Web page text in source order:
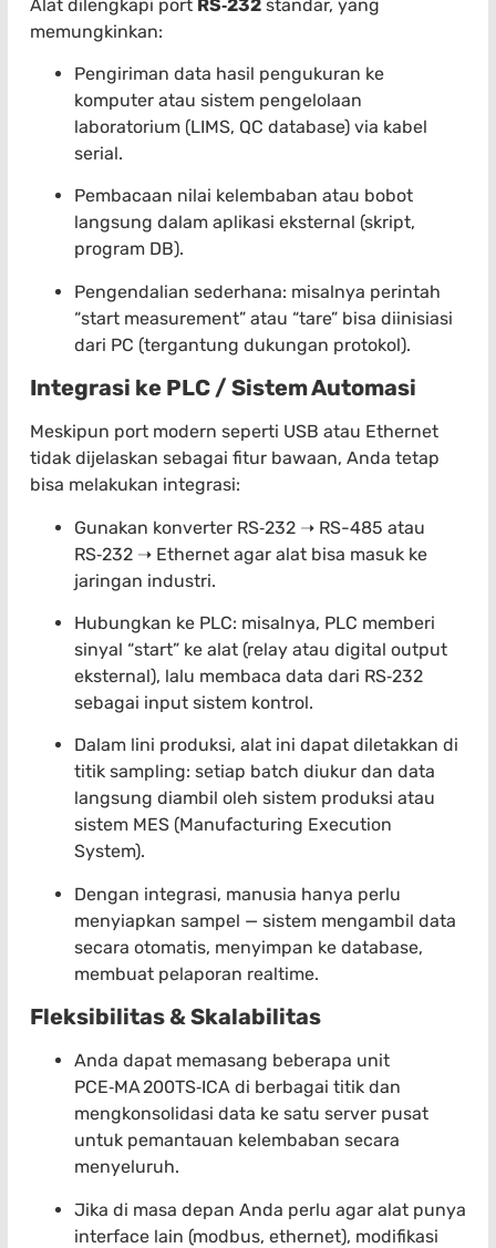
Alat dilengkapi port RS‑232 standar, yang
memungkinkan:
Pengiriman data hasil pengukuran ke
komputer atau sistem pengelolaan
laboratorium (LIMS, QC database) via kabel
serial.
Pembacaan nilai kelembaban atau bobot
langsung dalam aplikasi eksternal (skript,
program DB).
Pengendalian sederhana: misalnya perintah
“start measurement” atau “tare” bisa diinisiasi
dari PC (tergantung dukungan protokol).
Integrasi ke PLC / Sistem Automasi
Meskipun port modern seperti USB atau Ethernet
tidak dijelaskan sebagai fitur bawaan, Anda tetap
bisa melakukan integrasi:
Gunakan konverter RS‑232 ➝ RS-485 atau
RS‑232 ➝ Ethernet agar alat bisa masuk ke
jaringan industri.
Hubungkan ke PLC: misalnya, PLC memberi
sinyal “start” ke alat (relay atau digital output
eksternal), lalu membaca data dari RS‑232
sebagai input sistem kontrol.
Dalam lini produksi, alat ini dapat diletakkan di
titik sampling: setiap batch diukur dan data
langsung diambil oleh sistem produksi atau
sistem MES (Manufacturing Execution
System).
Dengan integrasi, manusia hanya perlu
menyiapkan sampel — sistem mengambil data
secara otomatis, menyimpan ke database,
membuat pelaporan realtime.
Fleksibilitas & Skalabilitas
Anda dapat memasang beberapa unit
PCE‑MA 200TS‑ICA di berbagai titik dan
mengkonsolidasi data ke satu server pusat
untuk pemantauan kelembaban secara
menyeluruh.
Jika di masa depan Anda perlu agar alat punya
interface lain (modbus, ethernet), modifikasi